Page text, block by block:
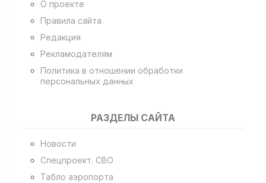
О проекте
Правила сайта
Редакция
Рекламодателям
Политика в отношении обработки
персональных данных
РАЗДЕЛЫ САЙТА
Новости
Спецпроект. СВО
Табло аэропорта